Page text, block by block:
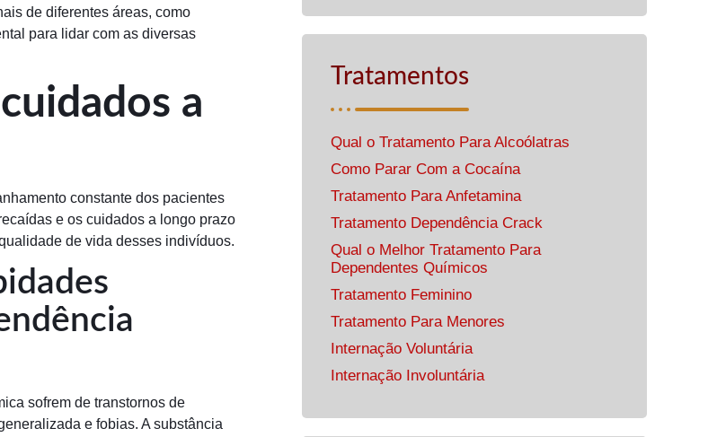
de diferentes áreas, como
para lidar com as diversas
a
constante dos pacientes
e os cuidados a longo prazo
de vida desses indivíduos.
sofrem de transtornos de
e fobias. A substância
Tratamentos
Qual o Tratamento Para Alcoólatras
Como Parar Com a Cocaína
Tratamento Para Anfetamina
Tratamento Dependência Crack
Qual o Melhor Tratamento Para
Dependentes Químicos
Tratamento Feminino
Tratamento Para Menores
Internação Voluntária
Internação Involuntária